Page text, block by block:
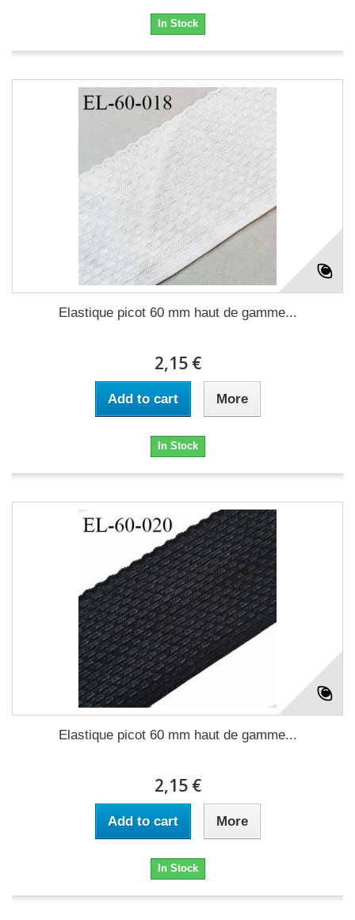
In Stock
Elastique picot 60 mm haut de gamme...
2,15 €
Add to cart More
In Stock
Elastique picot 60 mm haut de gamme...
2,15 €
Add to cart More
In Stock